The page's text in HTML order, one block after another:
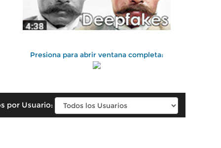
Presiona para abrir ventana completa:
por Usuario: